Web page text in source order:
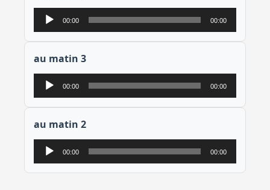
Lecteur
audio
00:00 00:00
au matin 3
Lecteur
audio
00:00 00:00
au matin 2
Lecteur
audio
00:00 00:00